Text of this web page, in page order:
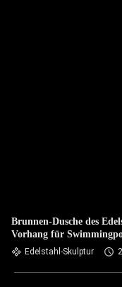
Brunnen-Dusche des
Vorhang für
Edelstahl-Skulptur